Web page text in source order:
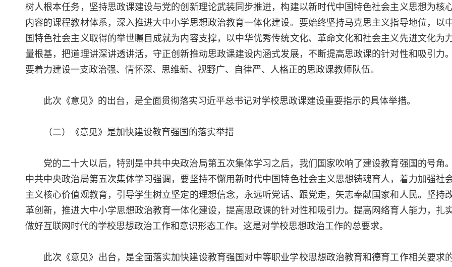
树人根本任务，坚持思政课建设与党的创新理论武装同步推进，构建以新时代中国特色社会主义思想为核
内容的课程教材体系，深入推进大中小学思想政治教育一体化建设。要始终坚持马克思主义指导地位，以
国特色社会主义取得的举世瞩目成就为内容支撑，以中华优秀传统文化、革命文化和社会主义先进文化为
量根基，把道理讲深讲透讲活，守正创新推动思政课建设内涵式发展，不断提高思政课的针对性和吸引力。
要着力建设一支政治强、情怀深、思维新、视野广、自律严、人格正的思政课教师队伍。
此次《意见》的出台，是全面贯彻落实习近平总书记对学校思政课建设重要指示的具体举措。
（二）《意见》是加快建设教育强国的落实举措
党的二十大以后，特别是中共中央政治局第五次集体学习之后，我们国家吹响了建设教育强国的号角。
中共中央政治局第五次集体学习强调，要坚持不懈用新时代中国特色社会主义思想铸魂育人，着力加强社
主义核心价值观教育，引导学生树立坚定的理想信念，永远听党话、跟党走，矢志奉献国家和人民。坚持
革创新，推进大中小学思想政治教育一体化建设，提高思政课的针对性和吸引力。提高网络育人能力，扎
做好互联网时代的学校思想政治工作和意识形态工作。这是对学校思想政治工作的总要求。
此次《意见》出台，是全面落实加快建设教育强国对中等职业学校思想政治教育和德育工作相关要求